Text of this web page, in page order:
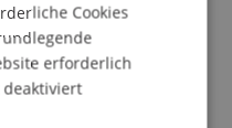
Cookies
erforderlich